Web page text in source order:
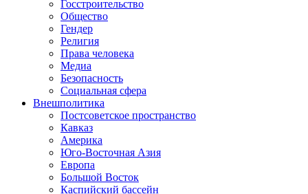
Госстроительство
Общество
Гендер
Религия
Права человека
Медиа
Безопасность
Социальная сфера
Внешполитика
Постсоветское пространство
Кавказ
Америка
Юго-Восточная Азия
Европа
Большой Восток
Каспийский бассейн